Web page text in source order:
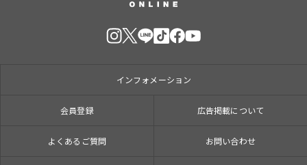
インフォメーション
会員登録 広告掲載について
よくあるご質問 お問い合わせ